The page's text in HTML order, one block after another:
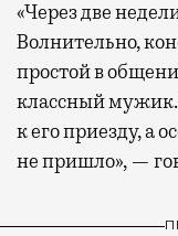
«Через две
Волнительно,
простой в
классный мужик.
к его приезду, а
не пришло», —